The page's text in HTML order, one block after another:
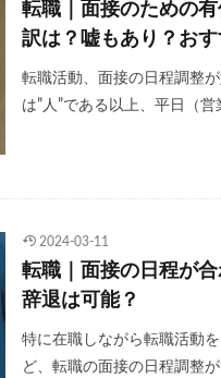
転職｜面接のための
訳は？嘘もあり？おす
転職活動、面接の日程調整
は”人”である以上、平日（
2024-03-11
転職｜面接の日程が
辞退は可能？
特に在職しながら転職活動
ど、転職の面接の日程調整